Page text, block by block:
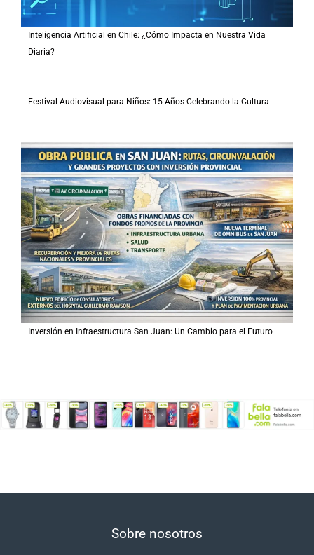
Inteligencia Artificial en Chile: ¿Cómo Impacta en Nuestra Vida
Diaria?
Festival Audiovisual para Niños: 15 Años Celebrando la Cultura
Inversión en Infraestructura San Juan: Un Cambio para el Futuro
Sobre nosotros